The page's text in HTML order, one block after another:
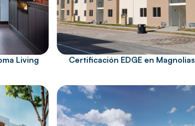
Living Certificación EDGE en Magnolias